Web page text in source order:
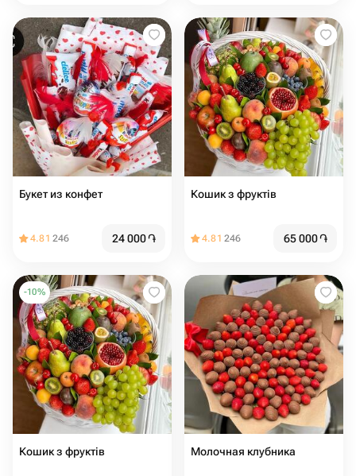
Букет из конфет
4.81 246 24 000֏
Кошик з фруктів
4.81 246 65 000֏
-10%
Кошик з фруктів Молочная клубника